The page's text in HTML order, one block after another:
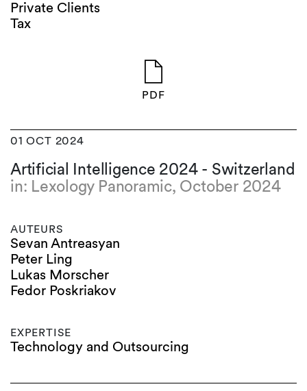
Private Clients
Tax
PDF
01 OCT 2024
Artificial Intelligence 2024 - Switzerland
in: Lexology Panoramic, October 2024
AUTEURS
Sevan Antreasyan
Peter Ling
Lukas Morscher
Fedor Poskriakov
EXPERTISE
Technology and Outsourcing